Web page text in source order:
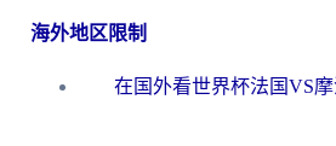
海外地区限制